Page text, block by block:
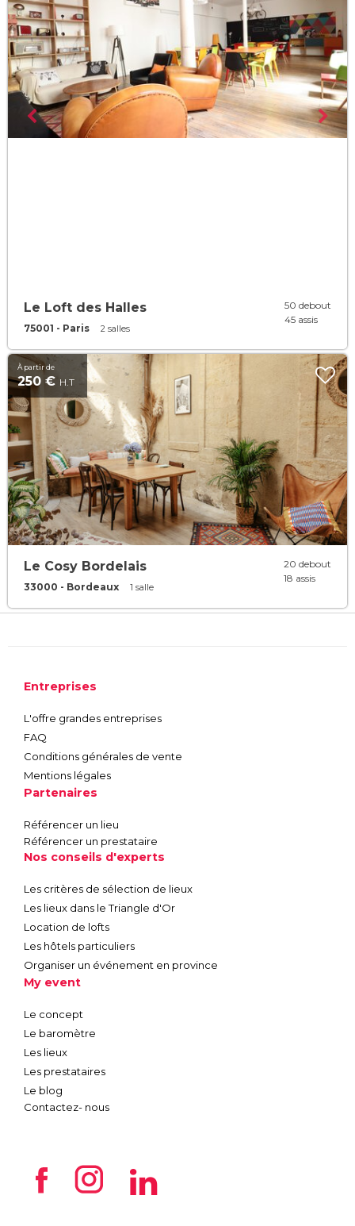
Le Loft des Halles
75001 - Paris 2 salles
50 debout
45 assis
À partir de
250 € H.T
Le Cosy Bordelais
33000 - Bordeaux 1 salle
20 debout
18 assis
Entreprises
L'offre grandes entreprises
FAQ
Conditions générales de vente
Mentions légales
Partenaires
Référencer un lieu
Référencer un prestataire
Nos conseils d'experts
Les critères de sélection de lieux
Les lieux dans le Triangle d'Or
Location de lofts
Les hôtels particuliers
Organiser un événement en province
My event
Le concept
Le baromètre
Les lieux
Les prestataires
Le blog
Contactez- nous